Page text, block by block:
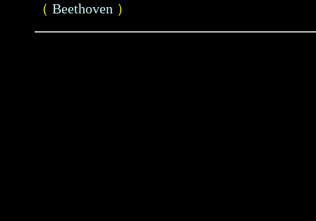
（ Beethoven ）